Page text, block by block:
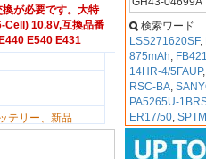
が必要です。大特
Cell) 10.8V,互換品番
E540 E431
テリー、新品
検索ワード
LSS271620SF,
875mAh, FB421
14HR-4/5FAUP,
RSC-BA,
PA5265U-
ER17/50,